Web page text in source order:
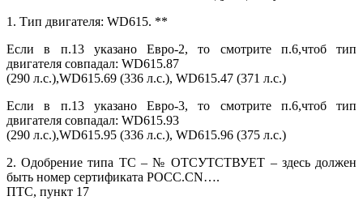
1. Тип двигателя: WD615. **
Если в п.13 указано Евро-2, то смотрите п.6,чтоб тип
двигателя совпадал: WD615.87
(290 л.с.),WD615.69 (336 л.с.), WD615.47 (371 л.с.)
Если в п.13 указано Евро-3, то смотрите п.6,чтоб тип
двигателя совпадал: WD615.93
(290 л.с.),WD615.95 (336 л.с.), WD615.96 (375 л.с.)
2. Одобрение типа ТС – № ОТСУТСТВУЕТ – здесь должен
быть номер сертификата РОСС.CN….
ПТС, пункт 17